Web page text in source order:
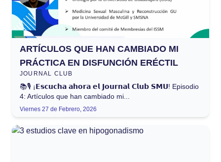
ARTÍCULOS QUE HAN CAMBIADO MI
PRÁCTICA EN DISFUNCIÓN ERÉCTIL
JOURNAL CLUB
📚🎙️ ¡𝗘𝘀𝗰𝘂𝗰𝗵𝗮 𝗮𝗵𝗼𝗿𝗮 𝗲𝗹 𝗝𝗼𝘂𝗿𝗻𝗮𝗹 𝗖𝗹𝘂𝗯 𝗦𝗠𝗨! Episodio
4: Artículos que han cambiado mi...
Viernes 27 de Febrero, 2026